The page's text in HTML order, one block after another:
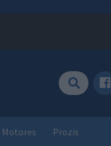
Motores Prozis